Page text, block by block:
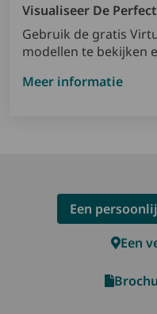
Visualiseer De
Gebruik de gratis
modellen te bekijken
Meer informatie
Een
Een